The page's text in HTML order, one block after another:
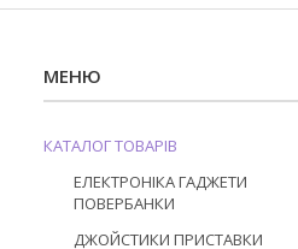
КАТАЛОГ ТОВАРІВ
ЕЛЕКТРОНІКА ГАДЖЕТИ
ПОВЕРБАНКИ
ДЖОЙСТИКИ ПРИСТАВКИ